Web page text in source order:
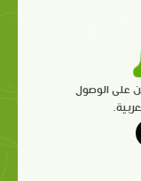
على الوصول